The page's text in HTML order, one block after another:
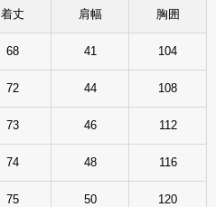
着丈 肩幅 胸囲
68 41 104
72 44 108
73 46 112
74 48 116
75 50 120